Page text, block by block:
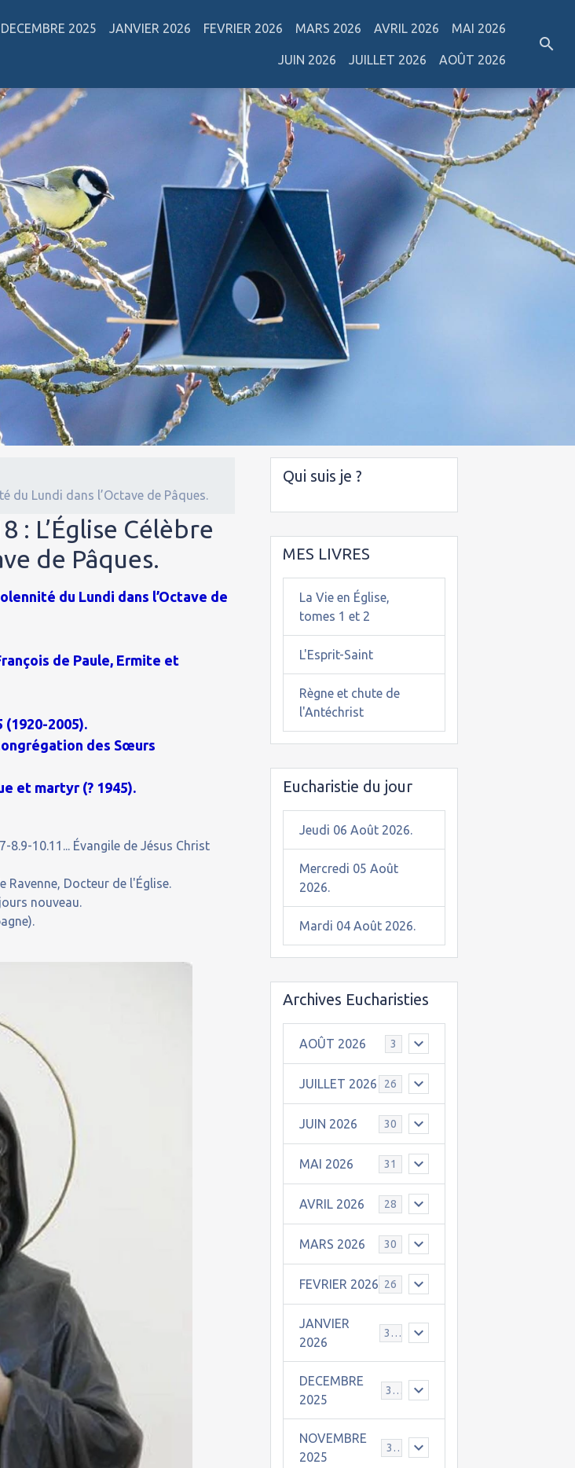
DECEMBRE 2025 JANVIER 2026 FEVRIER 2026 MARS 2026 AVRIL 2026 MAI 2026
JUIN 2026 JUILLET 2026 AOÛT 2026
du Lundi dans l’Octave de Pâques.
: L’Église Célèbre
de Pâques.
du Lundi dans l’Octave de
de Paule, Ermite et
(1920-2005).
des Sœurs
et martyr (? 1945).
8.9-10.11... Évangile de Jésus Christ
Ravenne, Docteur de l'Église.
nouveau.
Qui suis je ?
MES LIVRES
La Vie en Église,
tomes 1 et 2
L'Esprit-Saint
Règne et chute de
l'Antéchrist
Eucharistie du jour
Jeudi 06 Août 2026.
Mercredi 05 Août
2026.
Mardi 04 Août 2026.
Archives Eucharisties
AOÛT 2026 3
JUILLET 2026 26
JUIN 2026 30
MAI 2026 31
AVRIL 2026 28
MARS 2026 30
FEVRIER 2026 26
JANVIER
2026
31
DECEMBRE
2025
30
NOVEMBRE
2025
30